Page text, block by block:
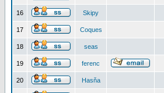
16 Skipy
17 Coques
18 seas
19 ferenc
20 Hasňa